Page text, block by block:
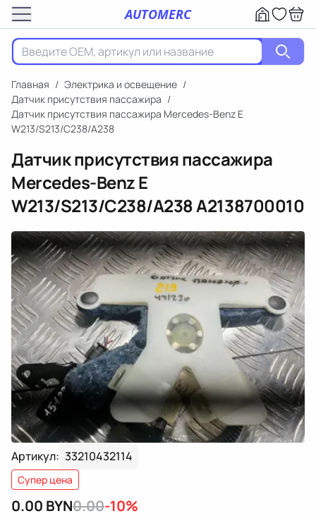
AUTOMERC
Главная / Электрика и освещение /
Датчик присутствия пассажира /
Датчик присутствия пассажира Mercedes-Benz E
W213/S213/C238/A238
Датчик присутствия пассажира
Mercedes-Benz E
W213/S213/C238/A238A2138700010
Артикул: 33210432114
Супер цена
0.00 BYN0.00-10%